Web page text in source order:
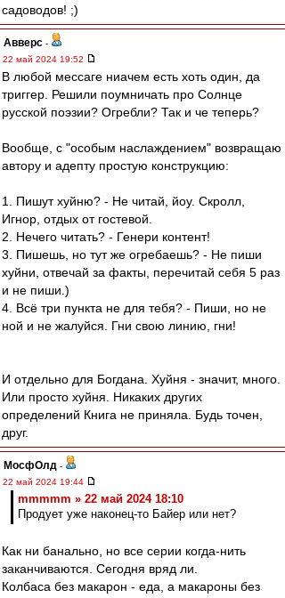
садоводов! ;)
Авверс -
22 май 2024 19:52
В любой мессаге ниачем есть хоть один, да
триггер. Решили поумничать про Солнце
русской поэзии? Огребли? Так и че теперь?
Вообще, с "особым наслаждением" возвращаю
автору и адепту простую конструкцию:
1. Пишут хуйню? - Не читай, йоу. Скролл,
Игнор, отдых от гостевой.
2. Нечего читать? - Генери контент!
3. Пишешь, но тут же огребаешь? - Не пиши
хуйни, отвечай за факты, перечитай себя 5 раз
и не пиши.)
4. Всё три пункта не для тебя? - Пиши, но не
ной и не жалуйся. Гни свою линию, гни!
И отдельно для Богдана. Хуйня - значит, много.
Или просто хуйня. Никаких других
определений Книга не приняла. Будь точен,
друг.
МосфОлд -
22 май 2024 19:44
mmmmm » 22 май 2024 18:10
Продует уже наконец-то Байер или нет?
Как ни банально, но все серии когда-нить
заканчиваются. Сегодня вряд ли.
Колбаса без макарон - еда, а макароны без